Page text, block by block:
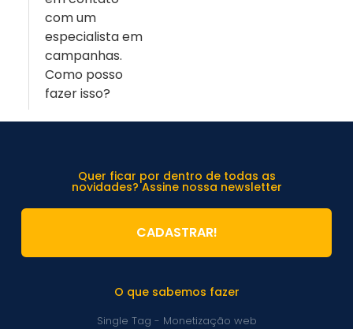
com um
especialista em
campanhas.
Como posso
fazer isso?
O que sabemos fazer
Single Tag - Monetização web
Quer ficar por dentro de todas as
novidades? Assine nossa newsletter
CADASTRAR!